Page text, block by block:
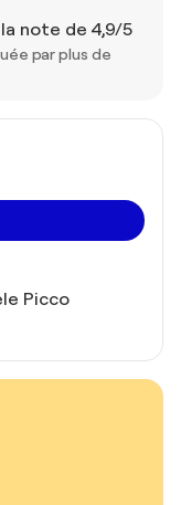
note de 4,9/5
par plus de
Picco